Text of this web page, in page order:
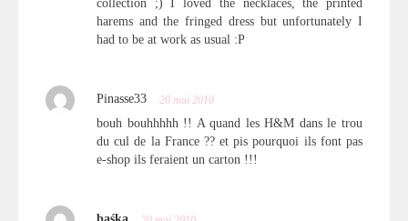
collection ;) I loved the necklaces, the printed
harems and the fringed dress but unfortunately I
had to be at work as usual :P
Pinasse33 20 mai 2010
bouh bouhhhhh !! A quand les H&M dans le trou
du cul de la France ?? et pis pourquoi ils font pas
e-shop ils feraient un carton !!!